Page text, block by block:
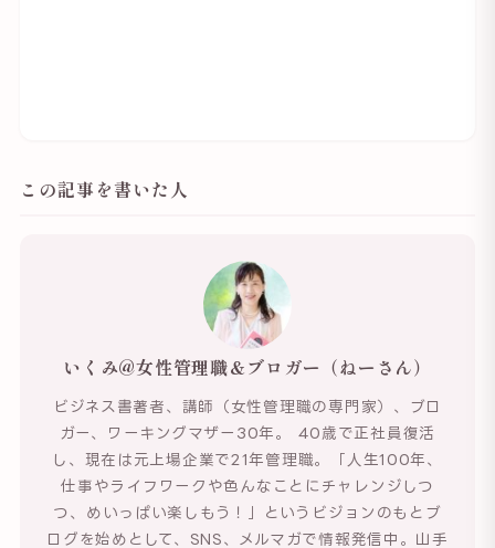
この記事を書いた人
いくみ@女性管理職＆ブロガー（ねーさん）
ビジネス書著者、講師（女性管理職の専門家）、ブロ
ガー、ワーキングマザー30年。 40歳で正社員復活
し、現在は元上場企業で21年管理職。「人生100年、
仕事やライフワークや色んなことにチャレンジしつ
つ、めいっぱい楽しもう！」というビジョンのもとブ
ログを始めとして、SNS、メルマガで情報発信中。山手